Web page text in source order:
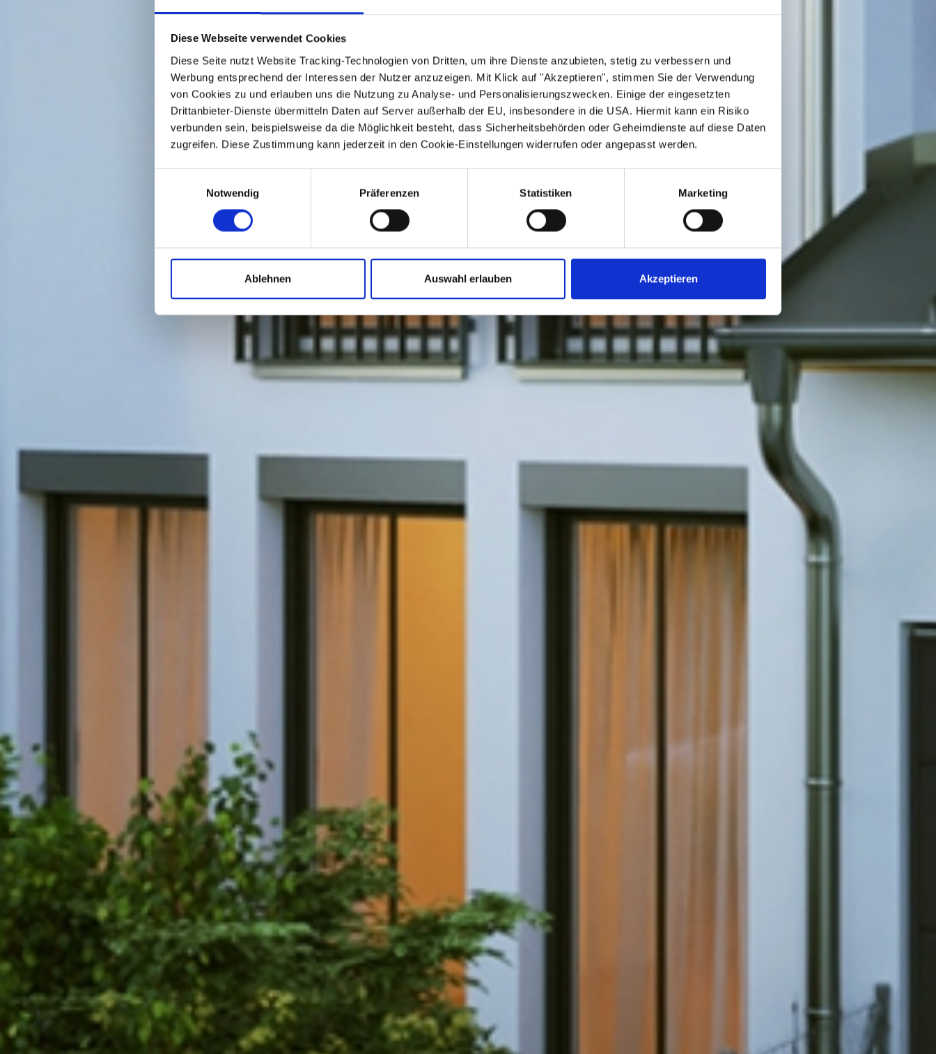
Diese Webseite verwendet Cookies
Diese Seite nutzt Website Tracking-Technologien von Dritten, um ihre Dienste anzubieten, stetig zu verbessern und
Werbung entsprechend der Interessen der Nutzer anzuzeigen. Mit Klick auf "Akzeptieren", stimmen Sie der Verwendung
von Cookies zu und erlauben uns die Nutzung zu Analyse- und Personalisierungszwecken. Einige der eingesetzten
Drittanbieter-Dienste übermitteln Daten auf Server außerhalb der EU, insbesondere in die USA. Hiermit kann ein Risiko
verbunden sein, beispielsweise da die Möglichkeit besteht, dass Sicherheitsbehörden oder Geheimdienste auf diese Daten
zugreifen. Diese Zustimmung kann jederzeit in den Cookie-Einstellungen widerrufen oder angepasst werden.
Notwendig
Präferenzen Statistiken Marketing
Ablehnen Auswahl erlauben Akzeptieren